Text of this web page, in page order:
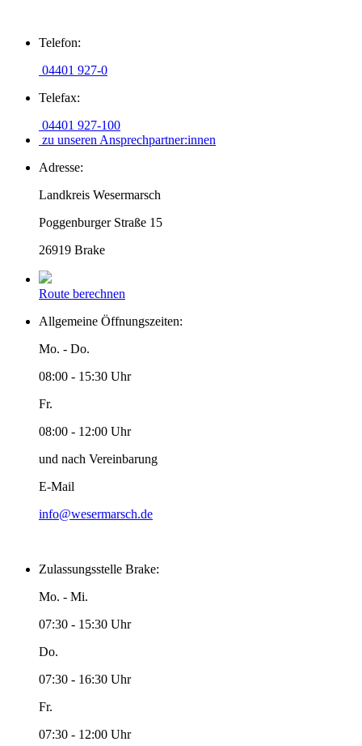
Inhalt
Telefon:
04401 927-0
Telefax:
04401 927-100
zu unseren Ansprechpartner:innen
Adresse:
Landkreis Wesermarsch
Poggenburger Straße 15
26919 Brake
Route berechnen
Allgemeine Öffnungszeiten:
Mo. - Do.
08:00 - 15:30 Uhr
Fr.
08:00 - 12:00 Uhr
und nach Vereinbarung
E-Mail
info@wesermarsch.de
Zulassungsstelle Brake:
Mo. - Mi.
07:30 - 15:30 Uhr
Do.
07:30 - 16:30 Uhr
Fr.
07:30 - 12:00 Uhr